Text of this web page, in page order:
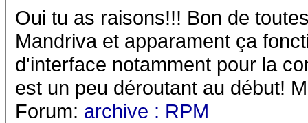
Oui tu as raisons!!! Bon de
Mandriva et apparament ça
d'interface notamment pour la
est un peu déroutant au début!
Forum: archive : RPM